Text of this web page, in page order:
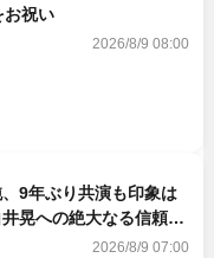
お祝い
2026/8/9 08:00
9年ぶり共演も印象は
晃への絶大なる信頼を
挑む
2026/8/9 07:00